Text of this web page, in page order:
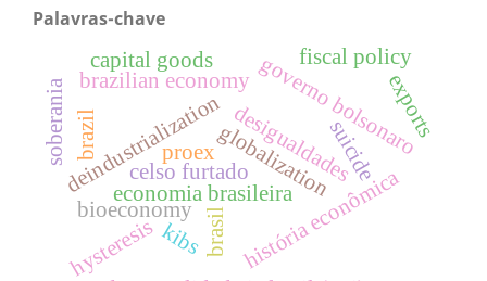
Palavras-chave
governo bolsonaro
história econômica
economia brasileira
deindustrializationglobalization
brazilian economy
desigualdades
soberania
brasil
celso furtado
bioeconomy
brazil suicide
fiscal policy
hysteresis
exports
proex
capital goods
kibs